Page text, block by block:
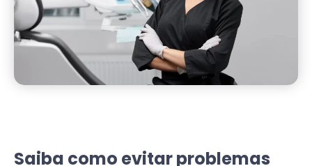
Saiba como evitar problemas